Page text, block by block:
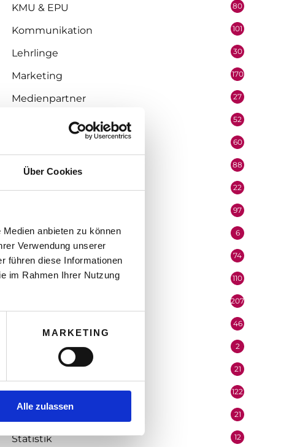
Über Cookies
anbieten zu können
Verwendung unserer
führen diese Informationen
im Rahmen Ihrer Nutzung
MARKETING
Alle zulassen
KMU & EPU 80
Kommunikation 101
Lehrlinge 30
Marketing 170
Medienpartner 27
52
Mobilität & Logistik 60
Niederösterreich 88
Oberösterreich 22
97
Performer 6
Podcast 74
Politik 110
207
46
Redaktion 2
21
Selbstständigkeit 122
21
Statistik 12